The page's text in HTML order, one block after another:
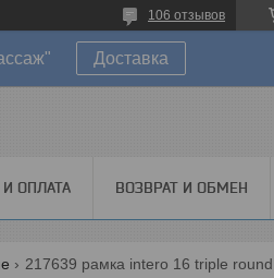
106 отзывов
Доставка
ОПЛАТА ВОЗВРАТ И ОБМЕН
217639 рамка intero 16 triple